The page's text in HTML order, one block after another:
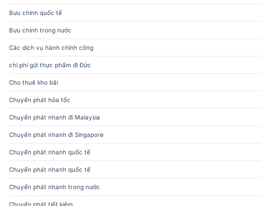
Bưu chính quốc tế
Bưu chính trong nước
Các dịch vụ hành chính công
chi phí gửi thực phẩm đi Đức
Cho thuê kho bãi
Chuyển phát hỏa tốc
Chuyển phát nhanh đi Malaysia
Chuyển phát nhanh đi Singapore
Chuyển phát nhanh quốc tế
Chuyển phát nhanh quốc tế
Chuyển phát nhanh trong nước
Chuyển phát tiết kiệm